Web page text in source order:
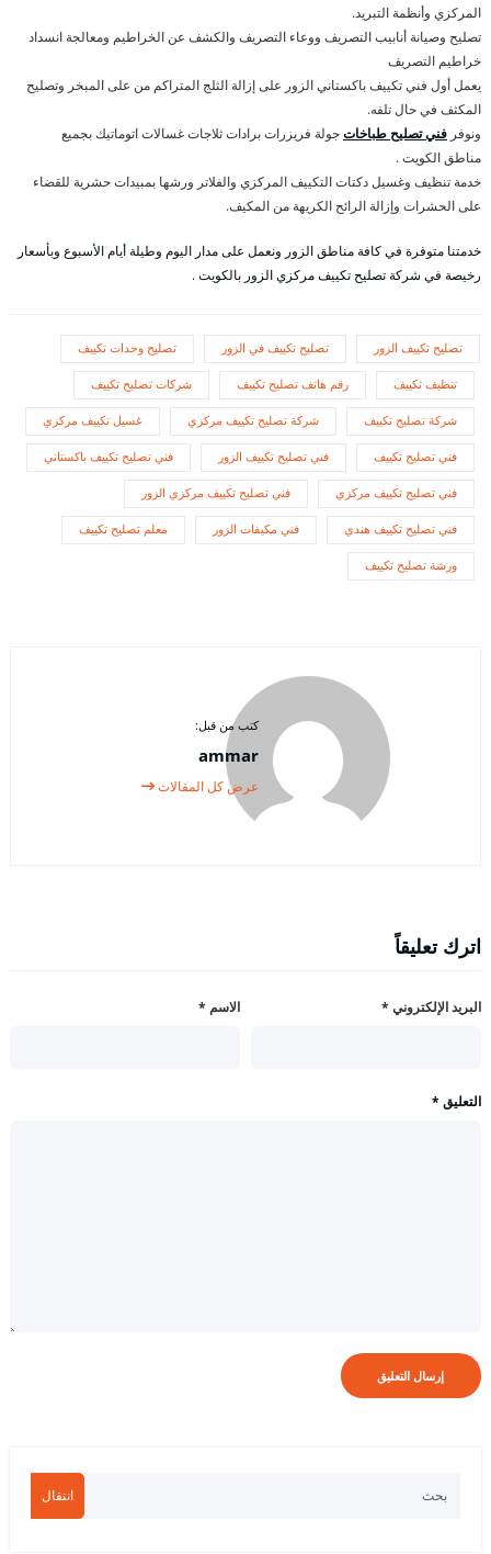
المركزي وأنظمة التبريد.
تصليح وصيانة أنابيب التصريف ووعاء التصريف والكشف عن الخراطيم ومعالجة انسداد
خراطيم التصريف
يعمل أول فني تكييف باكستاني الزور على إزالة الثلج المتراكم من على المبخر وتصليح
المكثف في حال تلفه.
ونوفر فني تصليح طباخاتجولة فريزرات برادات ثلاجات غسالات اتوماتيك بجميع
مناطق الكويت .
خدمة تنظيف وغسيل دكتات التكييف المركزي والفلاتر ورشها بمبيدات حشرية للقضاء
على الحشرات وإزالة الرائح الكريهة من المكيف.
خدمتنا متوفرة في كافة مناطق الزور ونعمل على مدار اليوم وطيلة أيام الأسبوع وبأسعار
رخيصة في شركة تصليح تكييف مركزي الزور بالكويت .
تصليح تكييف الزور تصليح تكييف في الزور تصليح وحدات تكييف
تنظيف تكييف رقم هاتف تصليح تكييف شركات تصليح تكييف
شركة تصليح تكييف شركة تصليح تكييف مركزي غسيل تكييف مركزي
فني تصليح تكييف فني تصليح تكييف الزور فني تصليح تكييف باكستاني
فني تصليح تكييف مركزي فني تصليح تكييف مركزي الزور
فني تصليح تكييف هندي فني مكيفات الزور معلم تصليح تكييف
ورشة تصليح تكييف
كتب من قبل:
ammar
عرض كل المقالات
اترك تعليقاً
الاسم * البريد الإلكتروني *
التعليق *
انتقال